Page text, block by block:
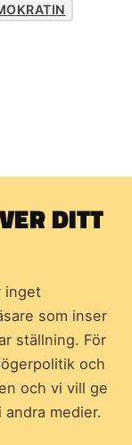
DITT
inget
som inser
ställning. För
och
och vi vill ge
medier.